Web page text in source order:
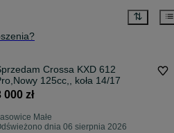
Crossa KXD 612
Pro,Nowy 125cc,, koła 14/17
000 zł
Małe
dnia 06 sierpnia 2026